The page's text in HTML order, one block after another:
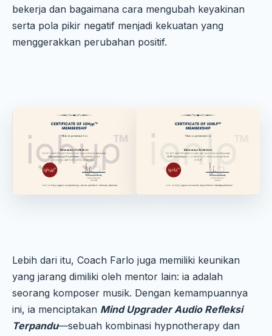
bekerja dan bagaimana cara mengubah keyakinan
serta pola pikir negatif menjadi kekuatan yang
menggerakkan perubahan positif.
Lebih dari itu, Coach Farlo juga memiliki keunikan
yang jarang dimiliki oleh mentor lain: ia adalah
seorang komposer musik. Dengan kemampuannya
ini, ia menciptakan Mind Upgrader Audio Refleksi
Terpandu—sebuah kombinasi hypnotherapy dan